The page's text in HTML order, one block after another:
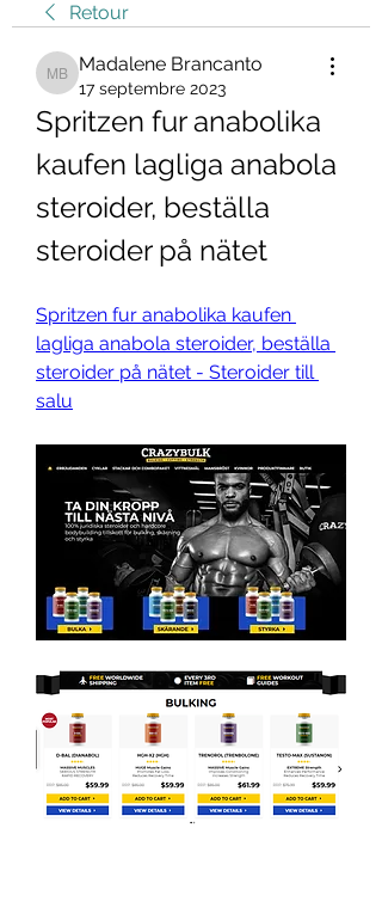
Retour
Madalene Brancanto
Madalene Brancanto
17 septembre 2023
Spritzen fur anabolika
kaufen lagliga anabola
steroider, beställa
steroider på nätet
Spritzen fur anabolika kaufen
lagliga anabola steroider, beställa
steroider på nätet - Steroider till
salu